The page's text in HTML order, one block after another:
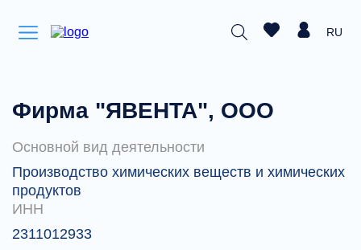
RU
Фирма "ЯВЕНТА", ООО
Основной вид деятельности
Производство химических веществ и химических
продуктов
ИНН
2311012933